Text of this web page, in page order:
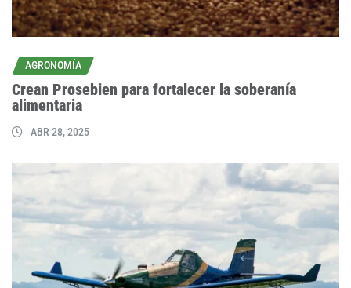
AGRONOMÍA
Crean Prosebien para fortalecer la soberanía
alimentaria
ABR 28, 2025